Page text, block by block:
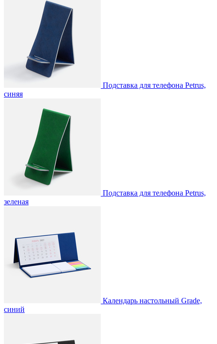
Подставка для телефона Petrus,
синяя
Подставка для телефона Petrus,
зеленая
Календарь настольный Grade,
синий